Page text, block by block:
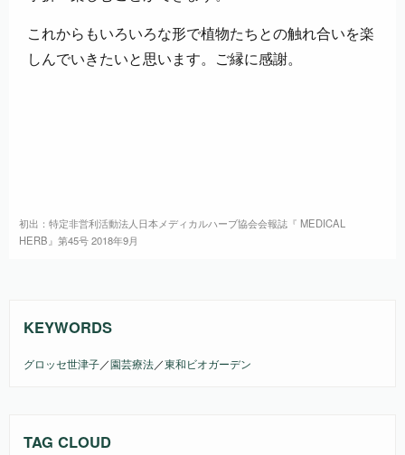
これからもいろいろな形で植物たちとの触れ合いを楽
しんでいきたいと思います。ご縁に感謝。
初出：特定非営利活動法人日本メディカルハーブ協会会報誌『 MEDICAL
HERB』第45号 2018年9月
KEYWORDS
グロッセ世津子／園芸療法／東和ビオガーデン
TAG CLOUD